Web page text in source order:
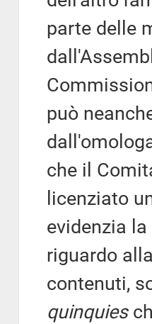
parte delle
può
che il
licenziato
evidenzia
riguardo
contenuti,
quinquies